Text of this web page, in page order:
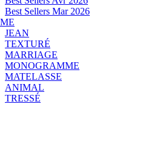
Best Sellers Mar 2026
JEAN
TEXTURÉ
MARRIAGE
MONOGRAMME
MATELASSE
ANIMAL
TRESSÉ